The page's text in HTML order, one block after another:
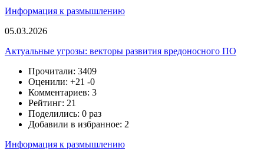
Информация к размышлению
05.03.2026
Актуальные угрозы: векторы развития вредоносного ПО
Прочитали: 3409
Оценили: +21 -0
Комментариев: 3
Рейтинг: 21
Поделились: 0 раз
Добавили в избранное: 2
Информация к размышлению